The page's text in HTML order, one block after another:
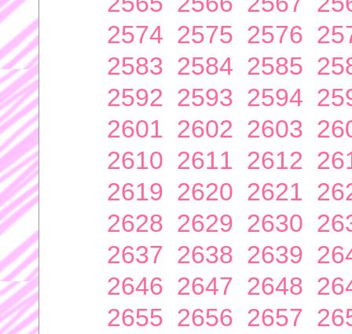
2574 2575 2576
2583 2584 2585
2592 2593 2594
2601 2602 2603
2610 2611 2612
2619 2620 2621
2628 2629 2630
2637 2638 2639
2646 2647 2648
2655 2656 2657